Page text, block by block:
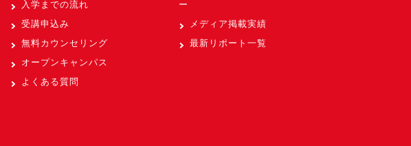
入学までの流れ
受講申込み
無料カウンセリング
オープンキャンパス
よくある質問
ー
メディア掲載実績
最新リポート一覧